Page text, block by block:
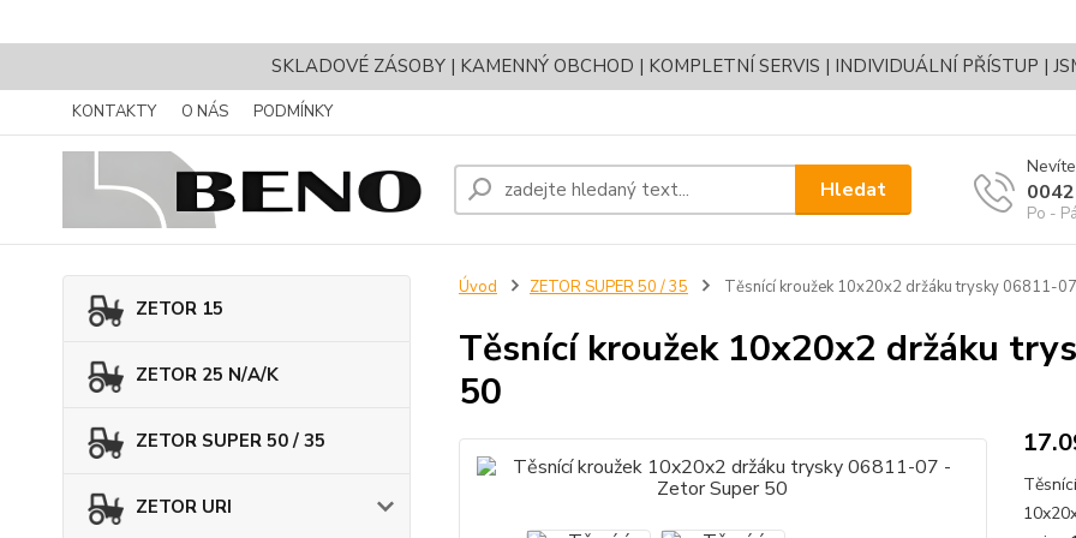
SKLADOVÉ ZÁSOBY | KAMENNÝ OBCHOD | KOMPLETNÍ SERVIS | INDIVIDUÁLNÍ PŘÍSTUP |
KONTAKTY O NÁS PODMÍNKY
Hledat
Po -
ZETOR 15
ZETOR 25 N/A/K
ZETOR SUPER 50 / 35
ZETOR URI
Úvod ZETOR SUPER 50 / 35 Těsnící kroužek 10x20x2 držáku trysky 06811-
Těsnící kroužek 10x20x2 držáku
50